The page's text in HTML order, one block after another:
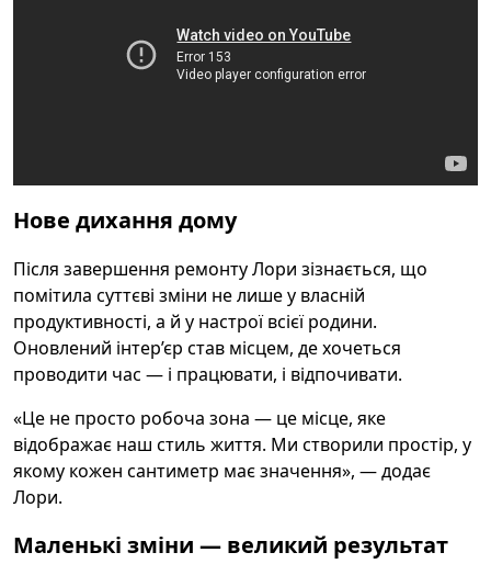
Нове дихання дому
Після завершення ремонту Лори зізнається, що
помітила суттєві зміни не лише у власній
продуктивності, а й у настрої всієї родини.
Оновлений інтер’єр став місцем, де хочеться
проводити час — і працювати, і відпочивати.
«Це не просто робоча зона — це місце, яке
відображає наш стиль життя. Ми створили простір, у
якому кожен сантиметр має значення», — додає
Лори.
Маленькі зміни — великий результат